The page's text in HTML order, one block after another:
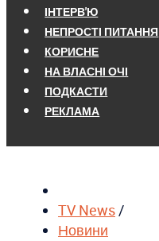
ІНТЕРВ'Ю
НЕПРОСТІ ПИТАННЯ
КОРИСНЕ
НА ВЛАСНІ ОЧІ
ПОДКАСТИ
РЕКЛАМА
TV News/
Новини